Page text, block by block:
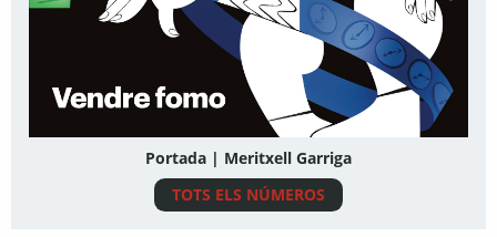
Portada | Meritxell Garriga
TOTS ELS NÚMEROS